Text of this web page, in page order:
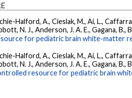
Halford, A., Cieslak, M., Ai, L.,
N. J., Anderson, J. A. E., Gagana, B.,
for pediatric brain white-matter
Halford, A., Cieslak, M., Ai, L.,
N. J., Anderson, J. A. E., Gagana, B.,
resource for pediatric brain